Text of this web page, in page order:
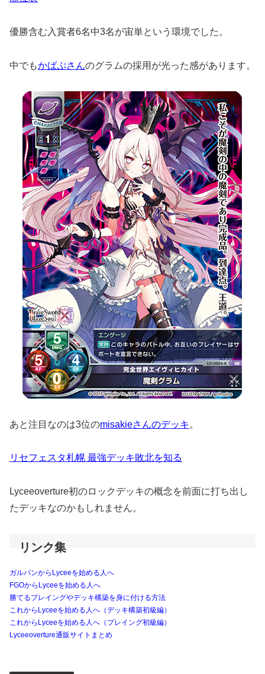
優勝含む入賞者6名中3名が宙単という環境でした。
中でもかばぷさんのグラムの採用が光った感があります。
あと注目なのは3位のmisakieさんのデッキ 。
リセフェスタ札幌 最強デッキ敗北を知る
Lyceeoverture初のロックデッキの概念を前面に打ち出し
たデッキなのかもしれません。
リンク集
ガルパンからLyceeを始める人へ
FGOからLyceeを始める人へ
勝てるプレイングやデッキ構築を身に付ける方法
これからLyceeを始める人へ（デッキ構築初級編）
これからLyceeを始める人へ（プレイング初級編）
Lyceeoverture通販サイトまとめ